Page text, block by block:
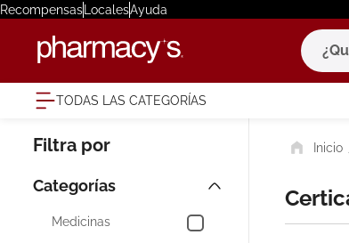
RecompensasLocalesAyuda
¿Qué
TODAS LAS CATEGORÍAS
Medicinas
1.